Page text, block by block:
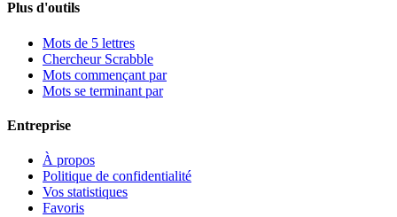
Plus d'outils
Mots de 5 lettres
Chercheur Scrabble
Mots commençant par
Mots se terminant par
Entreprise
À propos
Politique de confidentialité
Vos statistiques
Favoris